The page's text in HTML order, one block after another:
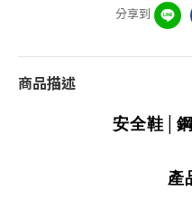
分享到
商品描述
安全鞋│
產